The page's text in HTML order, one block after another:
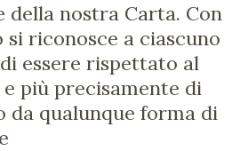
della nostra Carta. Con
riconosce a ciascuno
essere rispettato al
più precisamente di
da qualunque forma di